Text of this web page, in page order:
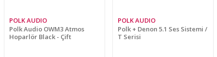
POLK AUDIO
Polk Audio OWM3 Atmos
Hoparlör Black - Çift
POLK AUDIO
Polk + Denon 5.1 Ses Sistemi /
T Serisi